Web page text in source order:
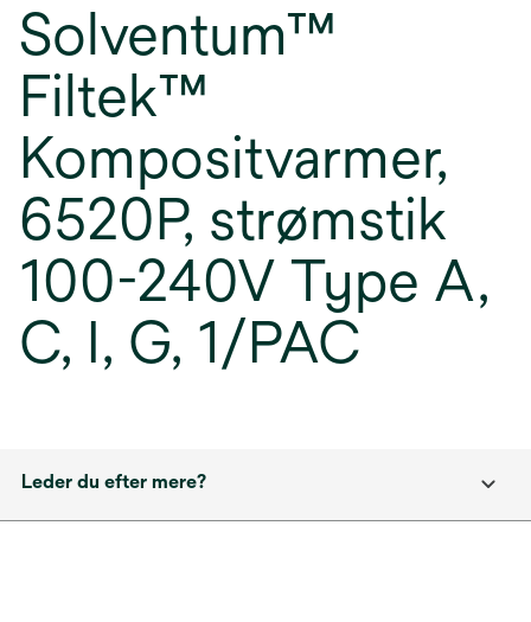
Solventum™
Filtek™
Kompositvarmer,
6520P, strømstik
100-240V Type A,
C, I, G, 1/PAC
Leder du efter mere?